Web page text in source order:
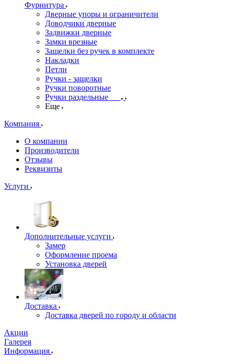
Фурнитура
Дверные упоры и ограничители
Доводчики дверные
Задвижки дверные
Замки врезные
Защелки без ручек в комплекте
Накладки
Петли
Ручки - защелки
Ручки поворотные
Ручки раздельные
Еще
Компания
О компании
Производители
Отзывы
Реквизиты
Услуги
Дополнительные услуги
Замер
Оформление проема
Установка дверей
Доставка
Доставка дверей по городу и области
Акции
Галерея
Информация